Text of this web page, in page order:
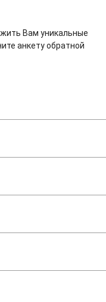
Вам уникальные
анкету обратной